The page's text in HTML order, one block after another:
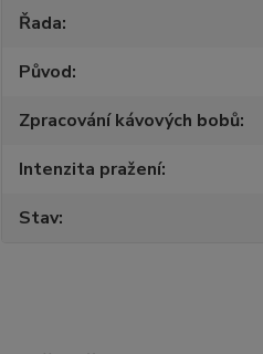
Řada
Původ
Zpracování kávových bobů
Intenzita pražení
Stav